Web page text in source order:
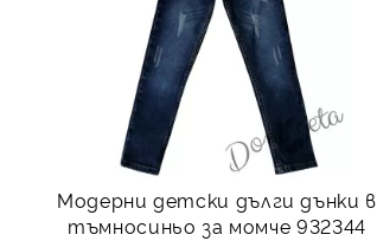
Модерни детски дълги дънки в
тъмносиньо за момче 932344